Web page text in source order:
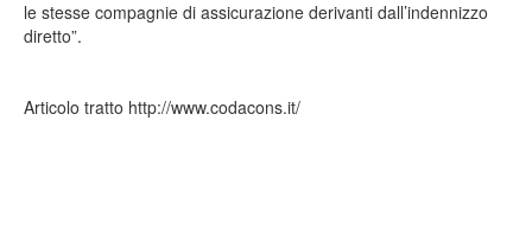
le stesse compagnie di assicurazione derivanti dall’indennizzo
diretto”.
Articolo tratto http://www.codacons.it/